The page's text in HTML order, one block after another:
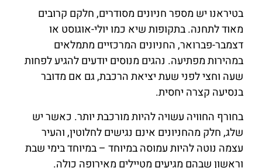
בטיראנו יש מספר חניונים מסודרים, חלקם קרובים
מאוד לתחנה. בתקופות שיא כמו יולי-אוגוסט או
דצמבר-פברואר, החניונים המרכזיים מתמלאים
במהירות מפתיעה. נהגים מנוסים יודעים להגיע לפחות
שעה וחצי לפני שעת יציאת הרכבת, גם אם מדובר
בנסיעה קצרה יחסית.
בחורף החוויה עשויה להיות מורכבת יותר. כאשר יש
שלג, חלק מהחניונים אינם נגישים לחלוטין, והעיר
עצמה נוטה להיות עמוסה במיוחד – במיוחד בימי שבת
וראשון שבהם מגיעים מטיילים מאירופה כולה.